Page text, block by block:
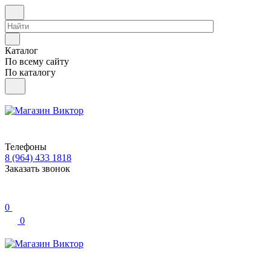
Каталог
По всему сайту
По каталогу
Телефоны
8 (964) 433 1818
Заказать звонок
0
0